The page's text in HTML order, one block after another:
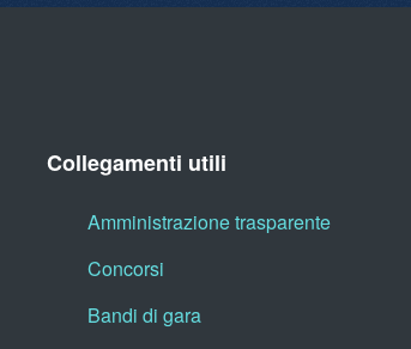
Collegamenti utili
Amministrazione trasparente
Concorsi
Bandi di gara